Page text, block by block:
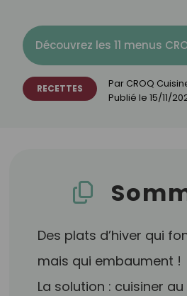
Découvrez les 11 menus
RECETTES Par CROQ
Publié le 15/11/
Des plats d’hiver qui
mais qui embaument !
La solution : cuisiner